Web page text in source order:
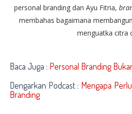
personal branding dan Ayu Fitria,
membahas bagaimana membangun
menguatka citra
Baca Juga : Personal Branding
Dengarkan Podcast : Mengapa
Branding